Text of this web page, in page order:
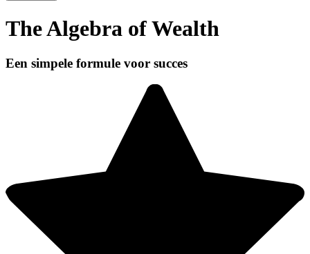
The Algebra of Wealth
Een simpele formule voor succes